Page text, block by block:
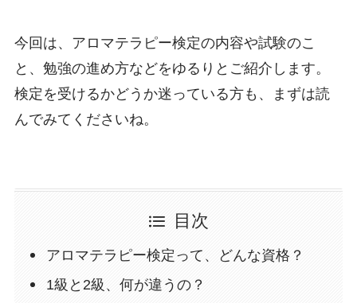
今回は、アロマテラピー検定の内容や試験のこ
と、勉強の進め方などをゆるりとご紹介します。
検定を受けるかどうか迷っている方も、まずは読
んでみてくださいね。
目次
アロマテラピー検定って、どんな資格？
1級と2級、何が違うの？